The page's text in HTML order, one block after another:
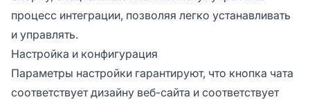
процесс интеграции, позволяя легко устанавливать
и управлять.
Настройка и конфигурация
Параметры настройки гарантируют, что кнопка чата
соответствует дизайну веб-сайта и соответствует